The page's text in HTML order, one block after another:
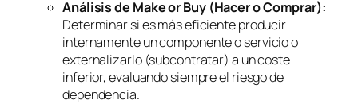
Análisis de Make or Buy(Hacer o Comprar):
Determinar si es más eficiente producir
internamente un componente o servicio o
externalizarlo (subcontratar) a un coste
inferior, evaluando siempre el riesgo de
dependencia.